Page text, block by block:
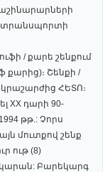
տրանսպորտի
/ քարե շենքում
քարից)։ Շենքի /
ՀԵՏՈ։
XX դարի 90-
թթ.: Չորս
մուտքով շենք
ութ (8)
Բարեկարգ